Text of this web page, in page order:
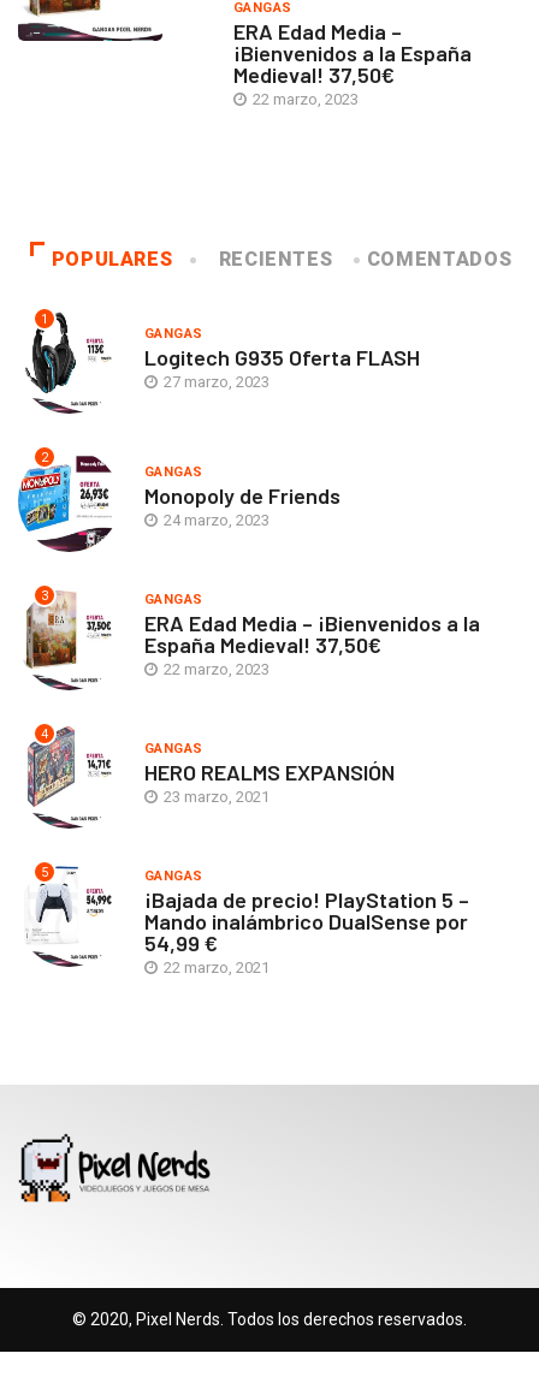
GANGAS
ERA Edad Media –
¡Bienvenidos a la España
Medieval! 37,50€
22 marzo, 2023
POPULARES RECIENTES COMENTADOS
1
GANGAS
Logitech G935 Oferta FLASH
27 marzo, 2023
2
GANGAS
Monopoly de Friends
24 marzo, 2023
3 GANGAS
ERA Edad Media – ¡Bienvenidos a la
España Medieval! 37,50€
22 marzo, 2023
4
GANGAS
HERO REALMS EXPANSIÓN
23 marzo, 2021
5 GANGAS
¡Bajada de precio! PlayStation 5 –
Mando inalámbrico DualSense por
54,99 €
22 marzo, 2021
© 2020, Pixel Nerds. Todos los derechos reservados.